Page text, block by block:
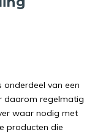
van een
daarom regelmatig
waar nodig met
producten die